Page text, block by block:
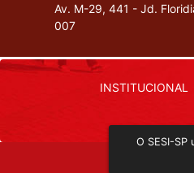
Av. M-29, 441 - Jd.
007
INSTITUCIONAL
O SESI-